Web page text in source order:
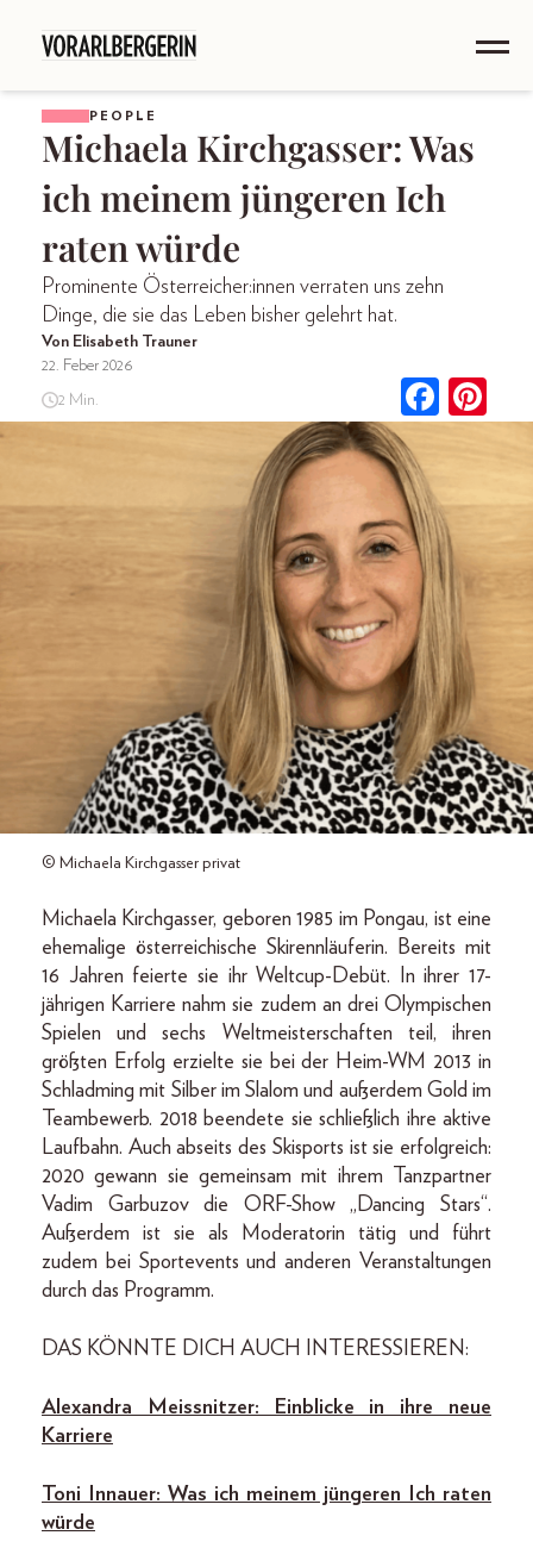
PEOPLE
Michaela Kirchgasser: Was
ich meinem jüngeren Ich
raten würde
Prominente Österreicher:innen verraten uns zehn
Dinge, die sie das Leben bisher gelehrt hat.
Von Elisabeth Trauner
22. Feber 2026
2 Min.
© Michaela Kirchgasser privat
Michaela Kirchgasser, geboren 1985 im Pongau, ist eine
ehemalige österreichische Skirennläuferin. Bereits mit
16 Jahren feierte sie ihr Weltcup-Debüt. In ihrer 17-
jährigen Karriere nahm sie zudem an drei Olympischen
Spielen und sechs Weltmeisterschaften teil, ihren
größten Erfolg erzielte sie bei der Heim-WM 2013 in
Schladming mit Silber im Slalom und außerdem Gold im
Teambewerb. 2018 beendete sie schließlich ihre aktive
Laufbahn. Auch abseits des Skisports ist sie erfolgreich:
2020 gewann sie gemeinsam mit ihrem Tanzpartner
Vadim Garbuzov die ORF-Show „Dancing Stars“.
Außerdem ist sie als Moderatorin tätig und führt
zudem bei Sportevents und anderen Veranstaltungen
durch das Programm.
DAS KÖNNTE DICH AUCH INTERESSIEREN:
Alexandra Meissnitzer: Einblicke in ihre neue
Karriere
Toni Innauer: Was ich meinem jüngeren Ich raten
würde